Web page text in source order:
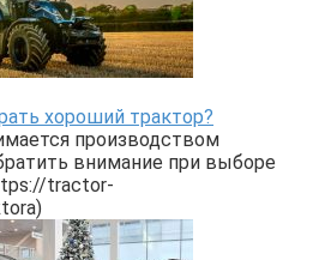
хороший трактор?
производством
внимание при выборе
tractor-